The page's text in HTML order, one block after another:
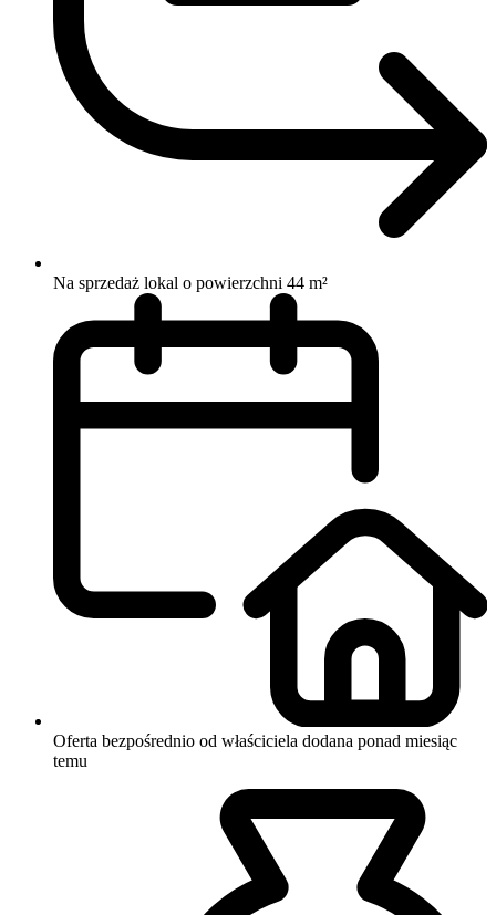
Na sprzedaż lokal o powierzchni 44 m²
Oferta bezpośrednio od właściciela dodana ponad miesiąc
temu